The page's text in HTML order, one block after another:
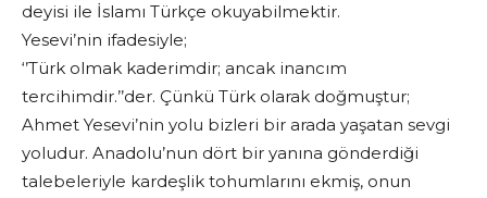
deyisi ile İslamı Türkçe okuyabilmektir.
Yesevi’nin ifadesiyle;
‘’Türk olmak kaderimdir; ancak inancım
tercihimdir.’’der. Çünkü Türk olarak doğmuştur;
Ahmet Yesevi’nin yolu bizleri bir arada yaşatan sevgi
yoludur. Anadolu’nun dört bir yanına gönderdiği
talebeleriyle kardeşlik tohumlarını ekmiş, onun